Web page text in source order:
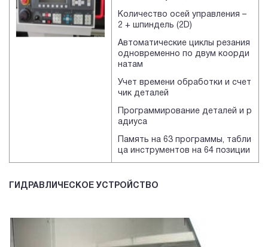
Количество осей управления –
2 + шпиндель (2D)
Автоматические циклы резания
одновременно по двум коорди
натам
Учет времени обработки и счет
чик деталей
Программирование деталей и р
адиуса
Память на 63 программы, табли
ца инструментов на 64 позиции
ГИДРАВЛИЧЕСКОЕ УСТРОЙСТВО